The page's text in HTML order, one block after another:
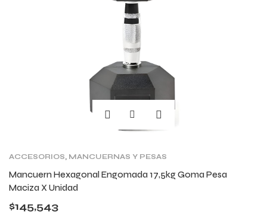
ACCESORIOS, MANCUERNAS Y PESAS
Mancuern Hexagonal Engomada 17,5kg Goma Pesa
Maciza X Unidad
$145,543